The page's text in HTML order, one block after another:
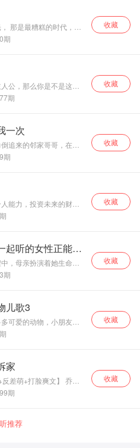
那是最糟糕的时代，也
要的一切，一切都在书
期
收藏
公，那么你是不是这个
期
收藏
一次
追来的邻家哥哥，在婚
的名字，没想到她始终
一天里，有爱情洁癖，
天遭遇了同样伤痛的两
花呢？两个人突入其来
的伤痛往事还是命运的
期
收藏
能力，投资未来的财富
期
收藏
起听的女性正能量
，母亲扮演着她生命中
孩真正长成女人的道
曾教导过她的一切“女性
统，渐渐失落。曾经，
有女性长辈向年轻女孩
落了。 在如今这
成人的过程中，缺少一
顾自己；面对身体发育
体意象的理解；在情感
跟另一半的互动模式；
生，确定自己的目标和
我们重新迎
期
收藏
儿歌3
可爱的动物，小朋友
？ 一起看《碰碰狐！英
狐一起去大自然探险吧，
对决，还有树懒、羚
种独特的动物们在等着
的动物，和它们做朋友
！
期
收藏
家
反差萌+打脸爽文】 乔
世容颜、却天生附带“绿
待业女青年。 因为力气太
份离谱的offer砸中她：傅
乖戾，诚聘贴身保镖兼
期
收藏
推荐